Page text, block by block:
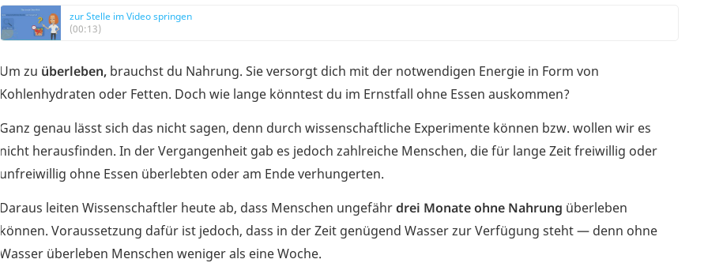
zur Stelle im Video springen
(00:13)
Um zu überleben, brauchst du Nahrung. Sie versorgt dich mit der notwendigen Energie in Form von
Kohlenhydraten oder Fetten. Doch wie lange könntest du im Ernstfall ohne Essen auskommen?
Ganz genau lässt sich das nicht sagen, denn durch wissenschaftliche Experimente können bzw. wollen wir es
nicht herausfinden. In der Vergangenheit gab es jedoch zahlreiche Menschen, die für lange Zeit freiwillig oder
unfreiwillig ohne Essen überlebten oder am Ende verhungerten.
Daraus leiten Wissenschaftler heute ab, dass Menschen ungefährdrei Monate ohne Nahrung überleben
können. Voraussetzung dafür ist jedoch, dass in der Zeit genügend Wasser zur Verfügung steht — denn ohne
Wasser überleben Menschen weniger als eine Woche.